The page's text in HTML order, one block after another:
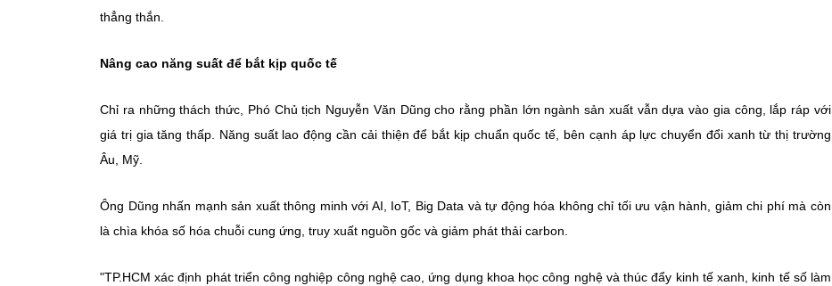
thẳng thắn.
Nâng cao năng suất để bắt kịp quốc tế
Chỉ ra những thách thức, Phó Chủ tịch Nguyễn Văn Dũng cho rằng phần lớn ngành sản xuất vẫn dựa vào gia công, lắp ráp với
giá trị gia tăng thấp. Năng suất lao động cần cải thiện để bắt kịp chuẩn quốc tế, bên cạnh áp lực chuyển đổi xanh từ thị trường
Âu, Mỹ.
Ông Dũng nhấn mạnh sản xuất thông minh với AI, IoT, Big Data và tự động hóa không chỉ tối ưu vận hành, giảm chi phí mà còn
là chìa khóa số hóa chuỗi cung ứng, truy xuất nguồn gốc và giảm phát thải carbon.
"TP.HCM xác định phát triển công nghiệp công nghệ cao, ứng dụng khoa học công nghệ và thúc đẩy kinh tế xanh, kinh tế số làm